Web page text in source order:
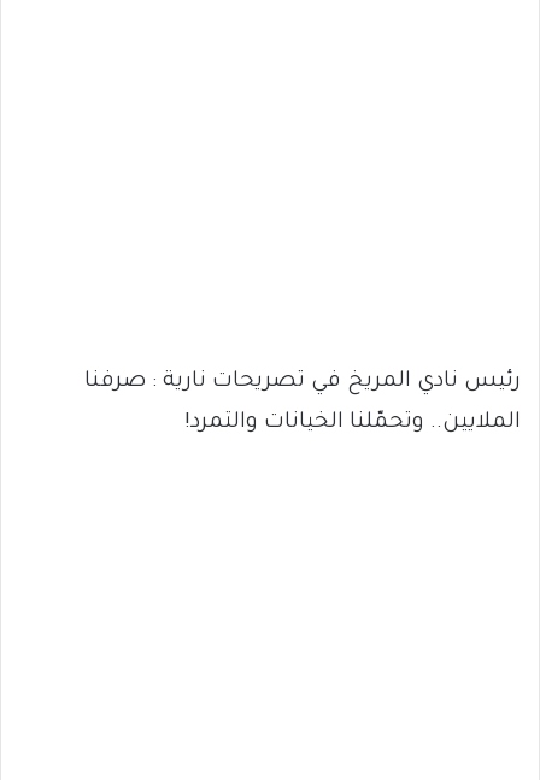
رئيس نادي المريخ في تصريحات نارية : صرفنا
الملايين.. وتحمّلنا الخيانات والتمرد!